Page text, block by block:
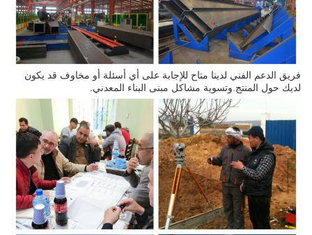
فريق الدعم الفني لدينا متاح للإجابة على أي أسئلة أو مخاوف قد يكون
لديك حول المنتج.وتسوية مشاكل مبنى البناء المعدني.